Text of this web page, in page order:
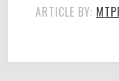
ARTICLE BY: